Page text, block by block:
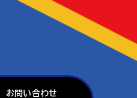
お問い合わせ